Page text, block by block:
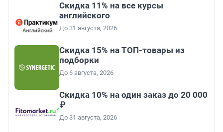
Скидка 11% на все курсы
английского
До 31 августа, 2026
Скидка 15% на ТОП-товары из
подборки
До 6 августа, 2026
Скидка 10% на один заказ до 20 000
₽
До 31 августа, 2026